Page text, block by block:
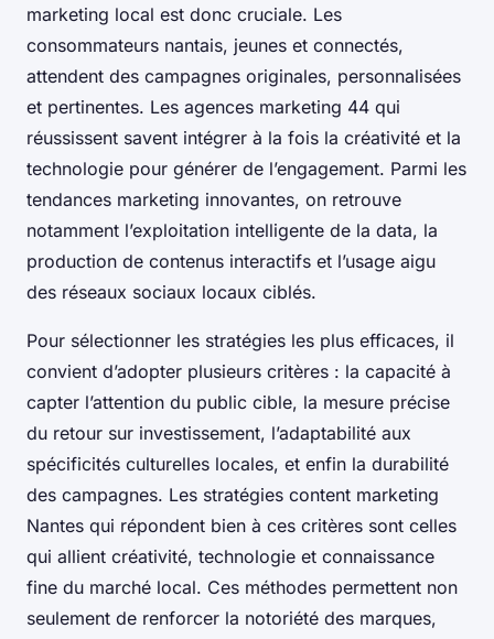
marketing local est donc cruciale. Les
consommateurs nantais, jeunes et connectés,
attendent des campagnes originales, personnalisées
et pertinentes. Les agences marketing 44 qui
réussissent savent intégrer à la fois la créativité et la
technologie pour générer de l’engagement. Parmi les
tendances marketing innovantes, on retrouve
notamment l’exploitation intelligente de la data, la
production de contenus interactifs et l’usage aigu
des réseaux sociaux locaux ciblés.
Pour sélectionner les stratégies les plus efficaces, il
convient d’adopter plusieurs critères : la capacité à
capter l’attention du public cible, la mesure précise
du retour sur investissement, l’adaptabilité aux
spécificités culturelles locales, et enfin la durabilité
des campagnes. Les stratégies content marketing
Nantes qui répondent bien à ces critères sont celles
qui allient créativité, technologie et connaissance
fine du marché local. Ces méthodes permettent non
seulement de renforcer la notoriété des marques,